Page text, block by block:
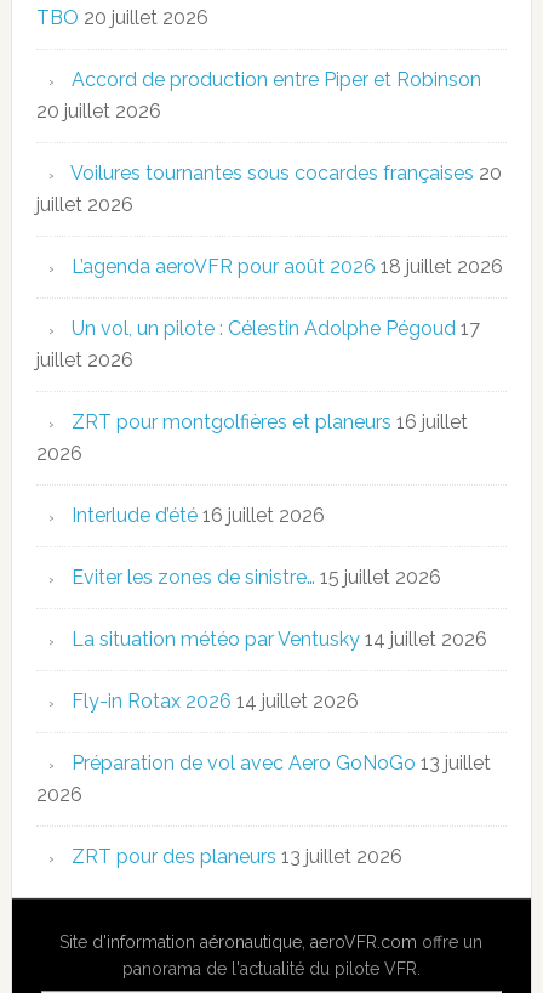
TBO 20 juillet 2026
Accord de production entre Piper et Robinson
20 juillet 2026
Voilures tournantes sous cocardes françaises 20
juillet 2026
L’agenda aeroVFR pour août 2026 18 juillet 2026
Un vol, un pilote : Célestin Adolphe Pégoud 17
juillet 2026
ZRT pour montgolfières et planeurs 16 juillet
2026
Interlude d’été 16 juillet 2026
Eviter les zones de sinistre… 15 juillet 2026
La situation météo par Ventusky 14 juillet 2026
Fly-in Rotax 2026 14 juillet 2026
Préparation de vol avec Aero GoNoGo 13 juillet
2026
ZRT pour des planeurs 13 juillet 2026
Site d'information aéronautique,aeroVFR.com offre un
panorama de l'actualité du pilote VFR.